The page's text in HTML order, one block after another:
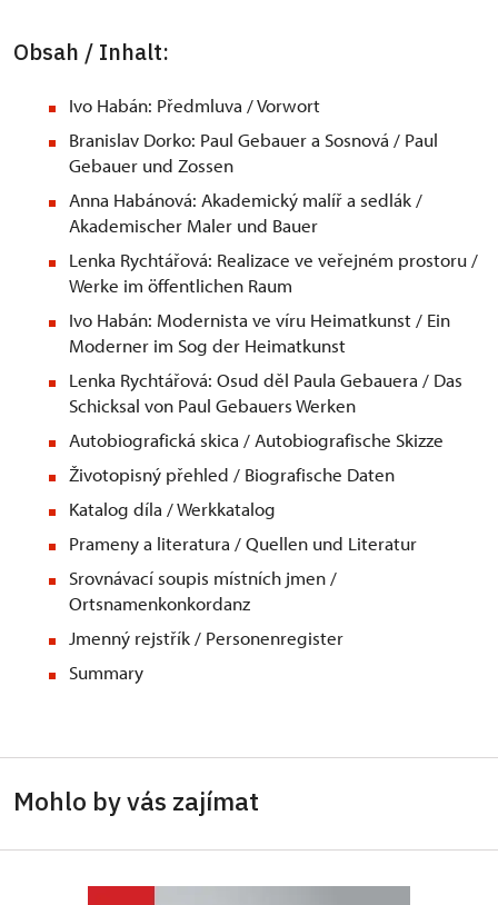
Obsah / Inhalt:
Ivo Habán: Předmluva / Vorwort
Branislav Dorko: Paul Gebauer a Sosnová / Paul
Gebauer und Zossen
Anna Habánová: Akademický malíř a sedlák /
Akademischer Maler und Bauer
Lenka Rychtářová: Realizace ve veřejném prostoru /
Werke im öffentlichen Raum
Ivo Habán: Modernista ve víru Heimatkunst / Ein
Moderner im Sog der Heimatkunst
Lenka Rychtářová: Osud děl Paula Gebauera / Das
Schicksal von Paul Gebauers Werken
Autobiografická skica / Autobiografische Skizze
Životopisný přehled / Biografische Daten
Katalog díla / Werkkatalog
Prameny a literatura / Quellen und Literatur
Srovnávací soupis místních jmen /
Ortsnamenkonkordanz
Jmenný rejstřík / Personenregister
Summary
Mohlo by vás zajímat